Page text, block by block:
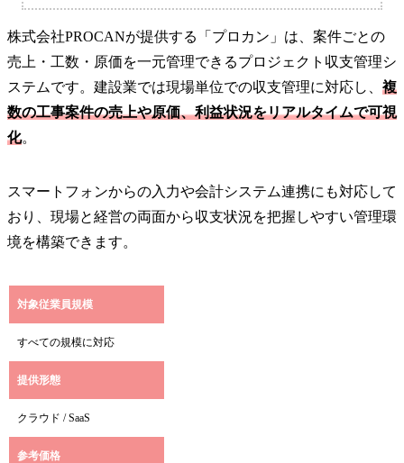
株式会社PROCANが提供する「プロカン」は、案件ごとの
売上・工数・原価を一元管理できるプロジェクト収支管理シ
ステムです。建設業では現場単位での収支管理に対応し、 複
数の工事案件の売上や原価、利益状況をリアルタイムで可視
化。
スマートフォンからの入力や会計システム連携にも対応して
おり、現場と経営の両面から収支状況を把握しやすい管理環
境を構築できます。
対象従業員規模
すべての規模に対応
提供形態
クラウド / SaaS
参考価格